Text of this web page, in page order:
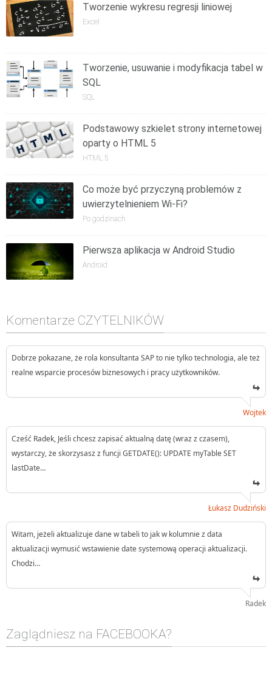
Tworzenie wykresu regresji liniowej
Excel
Tworzenie, usuwanie i modyfikacja tabel w
SQL
SQL
Podstawowy szkielet strony internetowej
oparty o HTML 5
HTML 5
Co może być przyczyną problemów z
uwierzytelnieniem Wi-Fi?
Po godzinach
Pierwsza aplikacja w Android Studio
Android
Komentarze CZYTELNIKÓW
Dobrze pokazane, że rola konsultanta SAP to nie tylko technologia, ale też
realne wsparcie procesów biznesowych i pracy użytkowników.
Wojtek
Cześć Radek, Jeśli chcesz zapisać aktualną datę (wraz z czasem),
wystarczy, że skorzysasz z funcji GETDATE(): UPDATE myTable SET
lastDate…
Łukasz Dudziński
Witam, jeżeli aktualizuje dane w tabeli to jak w kolumnie z data
aktualizacji wymusić wstawienie date systemową operacji aktualizacji.
Chodzi…
Radek
Zaglądniesz na FACEBOOKA?